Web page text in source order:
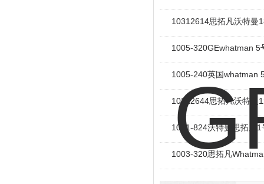
10312614思拓凡沃特曼
1005-320GEwhatman 5
1005-240英国whatman
10312644思拓凡沃特曼
1001-824沃特曼思拓凡
1003-320思拓凡